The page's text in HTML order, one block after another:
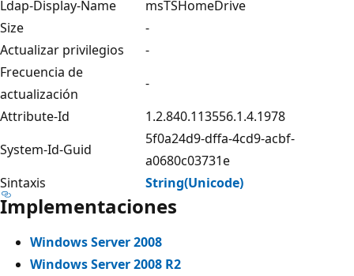
Ldap-Display-Name
msTSHomeDrive
Size
-
Actualizar privilegios
-
Frecuencia de
actualización
-
Attribute-Id
1.2.840.113556.1.4.1978
System-Id-Guid
5f0a24d9-dffa-4cd9-acbf-
a0680c03731e
Sintaxis
String(Unicode)
Implementaciones
Windows Server 2008
Windows Server 2008 R2